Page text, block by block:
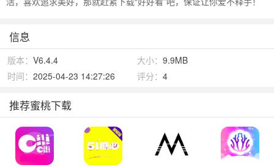
信息
版本： V6.4.4 大小： 9.9MB
时间： 2025-04-23 14:27:26 评分： 4
推荐蜜桃下载